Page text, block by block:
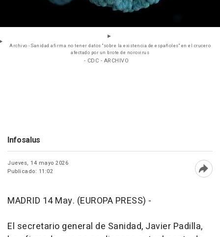
Archivo - Sanidad afirma no tener datos "sobre la existencia de españoles" en el crucero
afectado por un brote de norovirus
- CDC - ARCHIVO
Infosalus
Jueves, 14 mayo 2026
Publicado: 11:02
MADRID 14 May. (EUROPA PRESS) -
El secretario general de Sanidad, Javier Padilla,